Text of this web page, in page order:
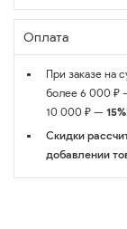
Оплата
При заказе на
более 6 000 ₽
10 000 ₽ — 15%!
Скидки
добавлении